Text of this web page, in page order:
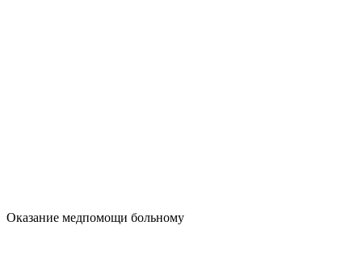
Оказание медпомощи больному